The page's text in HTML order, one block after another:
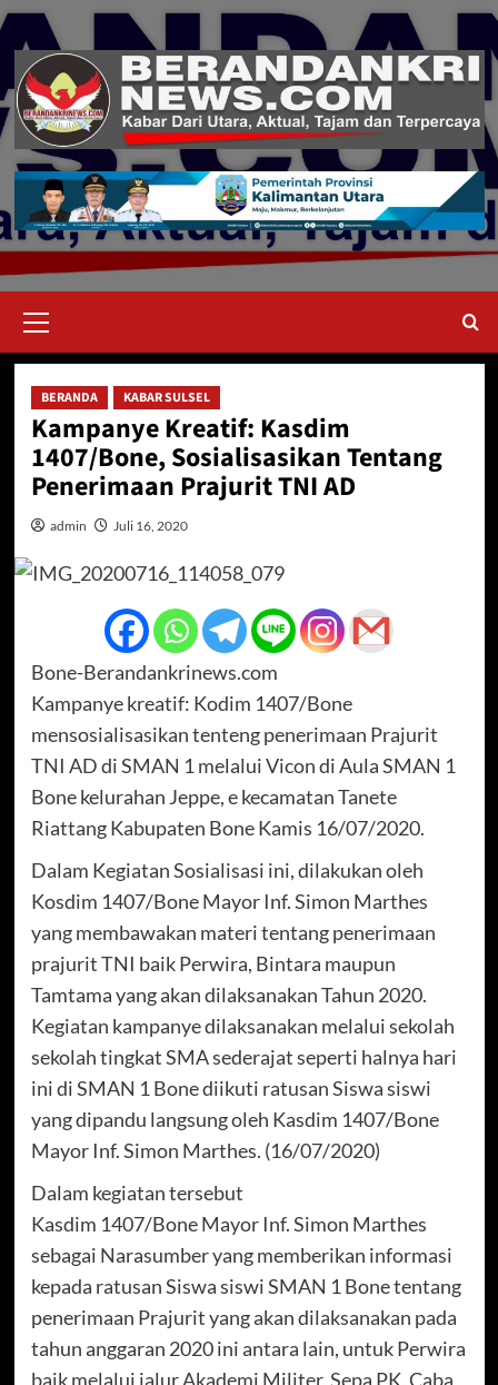
Skip
content
Menu
BERANDA KABAR SULSEL
Kampanye Kreatif: Kasdim
1407/Bone, Sosialisasikan Tentang
Penerimaan Prajurit TNI AD
admin Juli 16, 2020
Bone-Berandankrinews.com
Kampanye kreatif: Kodim 1407/Bone
mensosialisasikan tenteng penerimaan Prajurit
TNI AD di SMAN 1 melalui Vicon di Aula SMAN 1
Bone kelurahan Jeppe, e kecamatan Tanete
Riattang Kabupaten Bone Kamis 16/07/2020.
Dalam Kegiatan Sosialisasi ini, dilakukan oleh
Kosdim 1407/Bone Mayor Inf. Simon Marthes
yang membawakan materi tentang penerimaan
prajurit TNI baik Perwira, Bintara maupun
Tamtama yang akan dilaksanakan Tahun 2020.
Kegiatan kampanye dilaksanakan melalui sekolah
sekolah tingkat SMA sederajat seperti halnya hari
ini di SMAN 1 Bone diikuti ratusan Siswa siswi
yang dipandu langsung oleh Kasdim 1407/Bone
Mayor Inf. Simon Marthes. (16/07/2020)
Dalam kegiatan tersebut
Kasdim 1407/Bone Mayor Inf. Simon Marthes
sebagai Narasumber yang memberikan informasi
kepada ratusan Siswa siswi SMAN 1 Bone tentang
penerimaan Prajurit yang akan dilaksanakan pada
tahun anggaran 2020 ini antara lain, untuk Perwira
baik melalui jalur Akademi Militer, Sepa PK, Caba